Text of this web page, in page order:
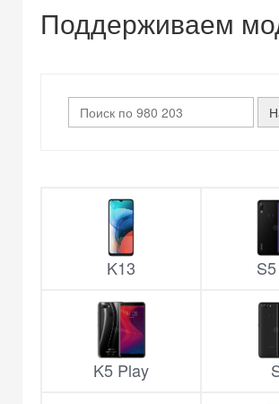
Поддерживаем
K13
K5 Play